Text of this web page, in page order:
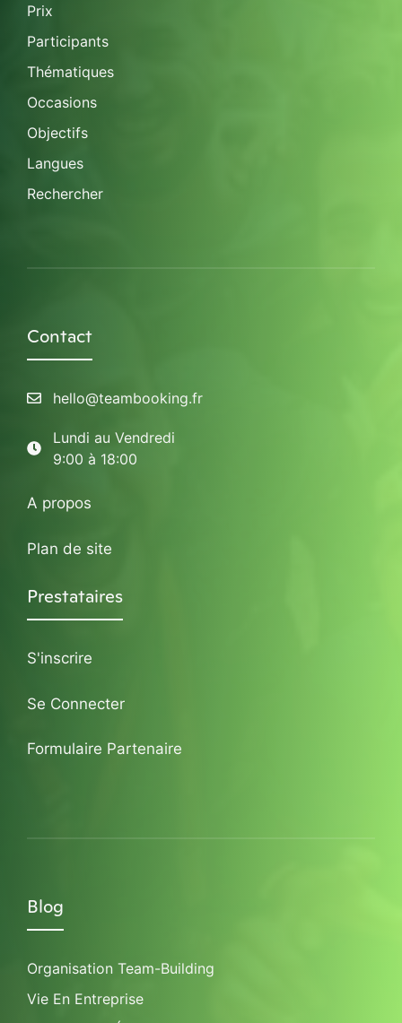
Prix
Participants
Thématiques
Occasions
Objectifs
Langues
Rechercher
Contact
hello@teambooking.fr
Lundi au Vendredi
9:00 à 18:00
A propos
Plan de site
Prestataires
S'inscrire
Se Connecter
Formulaire Partenaire
Blog
Organisation Team-Building
Vie En Entreprise